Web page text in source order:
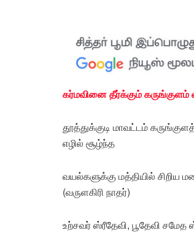
கர்மவினை தீர்க்கும் கருங்குளம்
தூத்துக்குடி மாவட்டம்
எழில் சூழ்ந்த
வயல்களுக்கு மத்தியில் சிறிய
(வருளகிரி நாதர்)
உற்சவர் ஸ்ரீதேவி, பூதேவி